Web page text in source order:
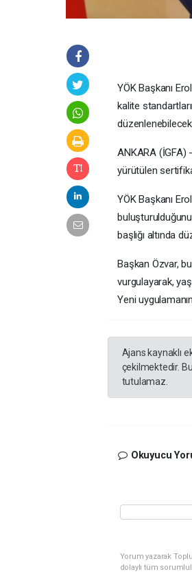
YÖK Başkanı
kalite
ANKARA (İGFA)
yürütülen
YÖK Başkanı
başlığı altında
Başkan Özvar,
vurgulayarak,
Yeni
Ajans kaynaklı
çekilmektedir.
tutulamaz.
Okuyucu
Yorum yazarak
dolaylı tüm